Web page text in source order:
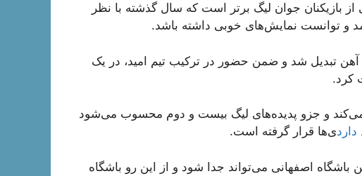
جوان لیگ برتر است که سال گذشته با نظر
و توانست نمایش‌های خوبی داشته باشد.
فیکس ذوب آهن تبدیل شد و ضمن حضور در ترکیب تیم امید، در یک
کرد.
وینگر بازی می‌کند و جزو پدیده‌های لیگ بیست و دوم محسوب می‌شود
ی‌ها قرار گرفته است.
باشگاه اصفهانی می‌تواند جدا شود و از این رو باشگاه